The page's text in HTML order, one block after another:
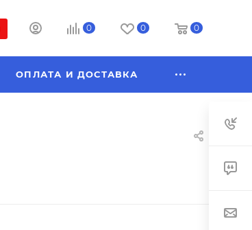
0 0 0
ОПЛАТА И ДОСТАВКА